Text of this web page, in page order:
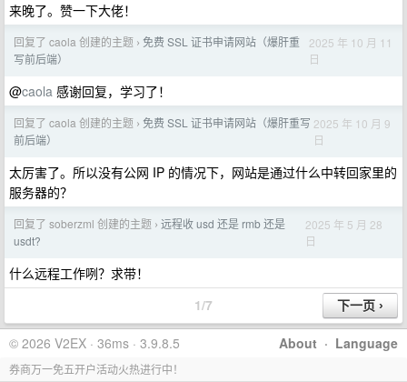
来晚了。赞一下大佬！
回复了 caola 创建的主题 › 免费 SSL 证书申请网站（爆肝重
写前后端）
2025 年 10 月 11
日
@caola 感谢回复，学习了！
回复了 caola 创建的主题 › 免费 SSL 证书申请网站（爆肝重写
前后端）
2025 年 10 月 9
日
太厉害了。所以没有公网 IP 的情况下，网站是通过什么中转回家里的
服务器的？
回复了 soberzml 创建的主题 › 远程收 usd 还是 rmb 还是
usdt?
2025 年 5 月 28
日
什么远程工作咧？求带！
1/7
About · Language
© 2026 V2EX · 36ms · 3.9.8.5
券商万一免五开户活动火热进行中！